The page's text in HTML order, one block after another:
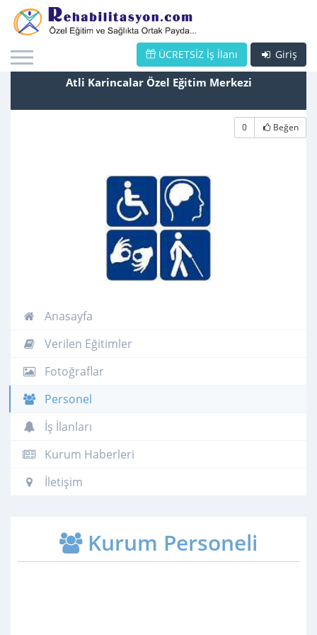
Giriş
ÜCRETSİZ İş İlanı
Atli Karincalar Özel Eğitim Merkezi
0 Beğen
Anasayfa
Verilen Eğitimler
Fotoğraflar
Personel
İş İlanları
Kurum Haberleri
İletişim
Kurum Personeli